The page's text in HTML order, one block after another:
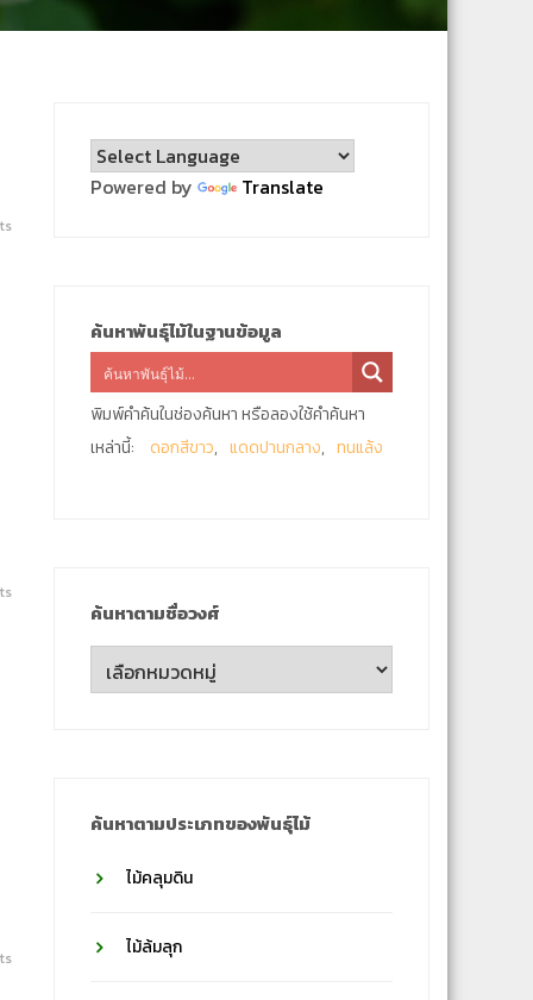
Powered by Translate
ค้นหาพันธุ์ไม้ในฐานข้อมูล
พิมพ์คำค้นในช่องค้นหา หรือลองใช้คำค้นหา
เหล่านี้:
ดอกสีขาว แดดปานกลาง ทนแล้ง
ค้นหาตามชื่อวงศ์
ค้นหา
ตาม
ค้นหาตามประเภทของพันธุ์ไม้
ไม้คลุมดิน
ไม้ล้มลุก